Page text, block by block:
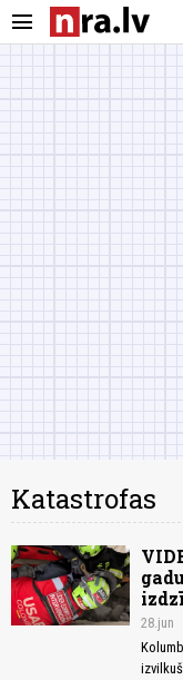
menu
Katastrofas
28.jun